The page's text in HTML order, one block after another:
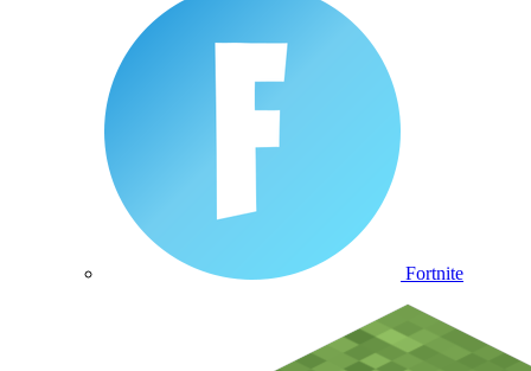
Fortnite